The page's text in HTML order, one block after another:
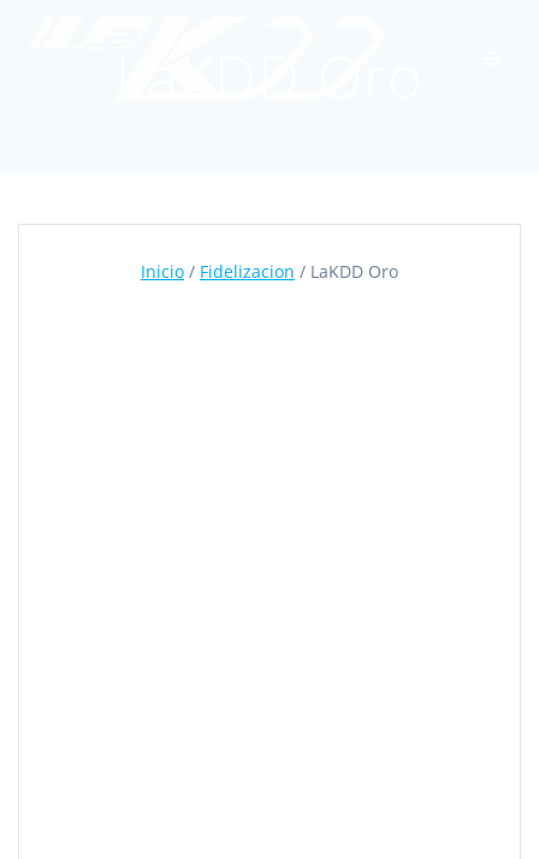
Inicio / Fidelizacion / LaKDD Oro